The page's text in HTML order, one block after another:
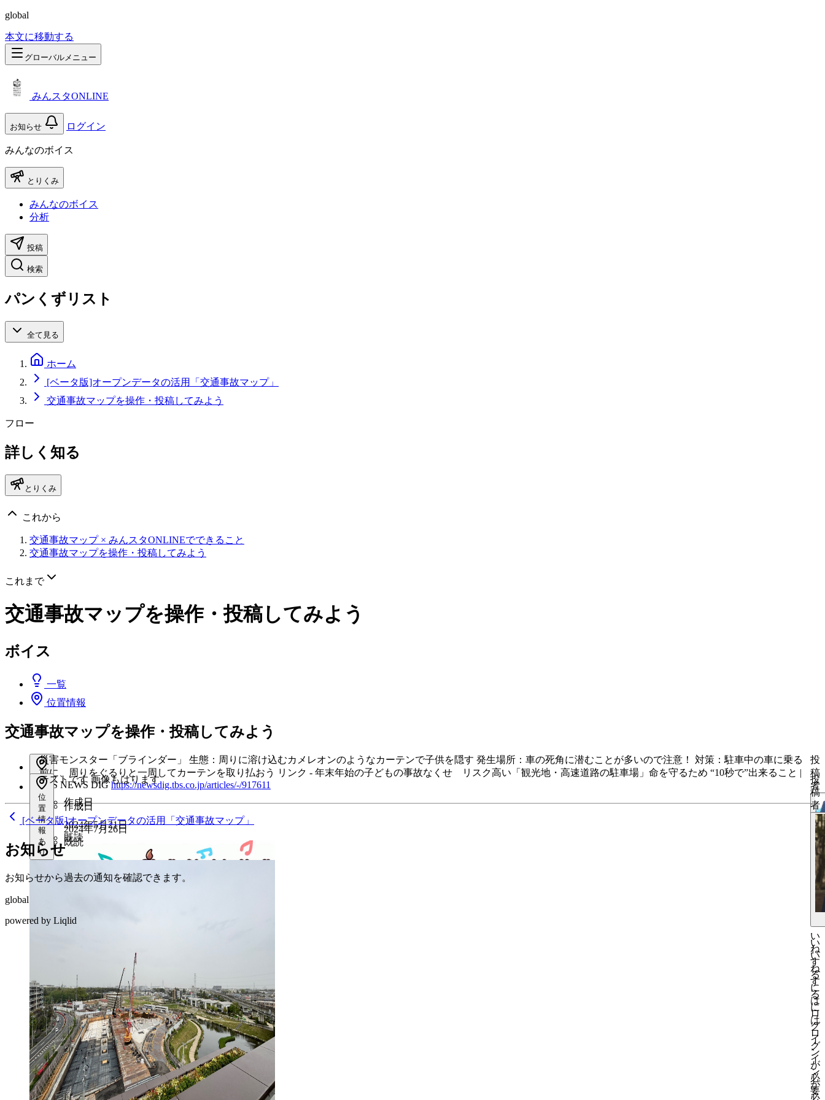
global
本文に移動する
グローバルメニュー
みんスタONLINE
お知らせ ログイン
みんなのボイス
とりくみ
みんなのボイス
分析
投稿
検索
パンくずリスト
全て見る
ホーム
[ベータ版]オープンデータの活用「交通事故マップ」
交通事故マップを操作・投稿してみよう
フロー
詳しく知る
とりくみ
これから
交通事故マップ × みんスタONLINEでできること
交通事故マップを操作・投稿してみよう
これまで
交通事故マップを操作・投稿してみよう
ボイス
一覧
位置情報
交通事故マップを操作・投稿してみよう
位
置
情
報
あ
り
災害モンスター「ブラインダー」 生態：周りに溶け込むカメレオンのようなカーテンで子供を隠す 発生場所：車の死角に潜むことが多いので注意！ 対策：駐車中の車に乗る
前に、周りをぐるりと一周してカーテンを取り払おう リンク - 年末年始の子どもの事故なくせ リスク高い「観光地・高速道路の駐車場」命を守るため “10秒で”出来ること |
TBS NEWS DIGhttps://newsdig.tbs.co.jp/articles/-/917611
作成日
2024年7月26日
既読
投
稿
者
い
い
ね
す
る
に
は
ロ
グ
イ
ン
が
必
要
位
置
情
報
あ
り
テストです 画像もはります
作成日
2024年5月21日
既読
投
稿
者
い
い
ね
す
る
に
は
ロ
グ
イ
ン
が
必
[ベータ版]オープンデータの活用「交通事故マップ」
お知らせ
お知らせから過去の通知を確認できます。
global
powered by Liqlid